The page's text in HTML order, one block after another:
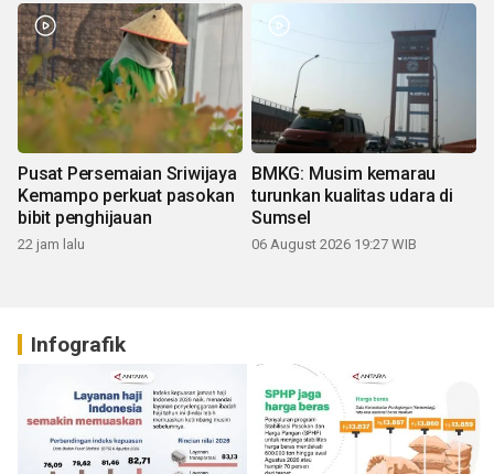
Pusat Persemaian Sriwijaya
Kemampo perkuat pasokan
bibit penghijauan
22 jam lalu
BMKG: Musim kemarau
turunkan kualitas udara di
Sumsel
06 August 2026 19:27 WIB
Infografik